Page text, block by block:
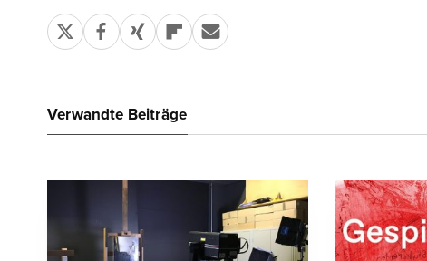
Verwandte Beiträge